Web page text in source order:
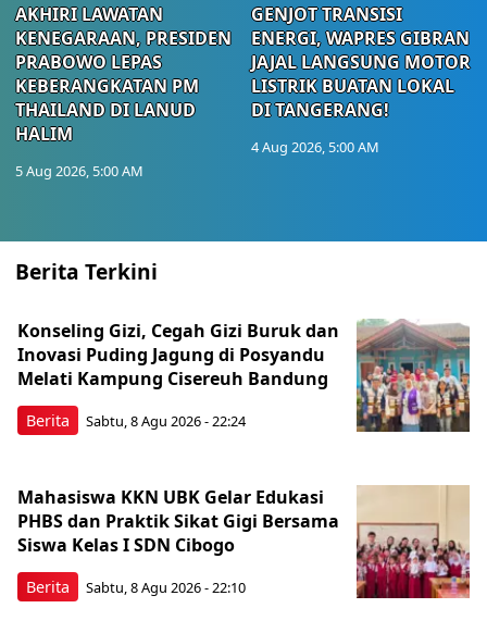
AKHIRI LAWATAN
KENEGARAAN, PRESIDEN
PRABOWO LEPAS
KEBERANGKATAN PM
THAILAND DI LANUD
HALIM
5 Aug 2026, 5:00 AM
GENJOT TRANSISI
ENERGI, WAPRES GIBRAN
JAJAL LANGSUNG MOTOR
LISTRIK BUATAN LOKAL
DI TANGERANG!
4 Aug 2026, 5:00 AM
Berita Terkini
Berita
Konseling Gizi, Cegah Gizi Buruk dan
Inovasi Puding Jagung di Posyandu
Melati Kampung Cisereuh Bandung
Sabtu, 8 Agu 2026 - 22:24
Berita
Mahasiswa KKN UBK Gelar Edukasi
PHBS dan Praktik Sikat Gigi Bersama
Siswa Kelas I SDN Cibogo
Sabtu, 8 Agu 2026 - 22:10